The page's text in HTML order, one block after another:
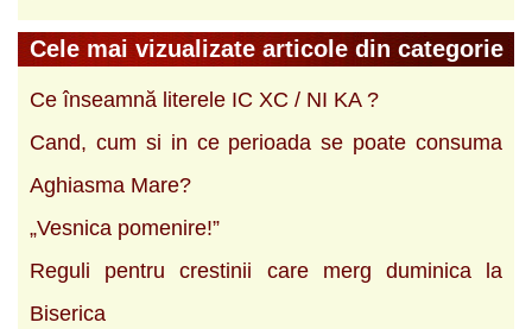
Cele mai vizualizate articole din categorie
Ce înseamnă literele IC XC / NI KA ?
Cand, cum si in ce perioada se poate consuma
Aghiasma Mare?
„Vesnica pomenire!”
Reguli pentru crestinii care merg duminica la
Biserica